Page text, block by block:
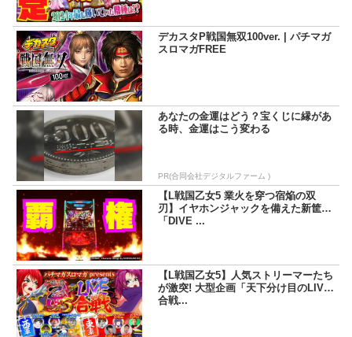
デカスタP戦国無双100ver. | パチマガ
スロマガFREE
あなたの金運はどう？宝くじに縁があ
る時、金運はこう変わる
PR(合同会社デジタルファーム )
【L戦国乙女5 業火を穿つ宿焔の双
刃】イヤホンジャックを備えた新筐体
「DIVE ...
【L戦国乙女5】人気ストリーマーたち
が激突! 大型企画「天下分け目のLIVE
合戦...